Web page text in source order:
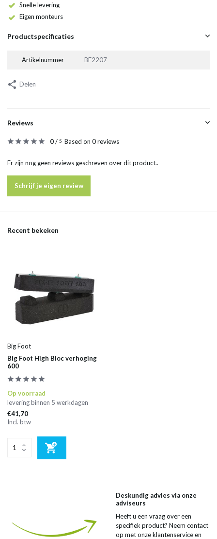
Snelle levering
Eigen monteurs
Productspecificaties
Artikelnummer BF2207
Delen
Reviews
0/ 5 Based on 0 reviews
Er zijn nog geen reviews geschreven over dit product..
Schrijf je eigen review
Recent bekeken
Big Foot
Big Foot High Bloc verhoging
600
Op voorraad
levering binnen 5 werkdagen
€41,70
Incl. btw
Deskundig advies via onze
adviseurs
Heeft u een vraag over een
specifiek product? Neem contact
op met onze klantenservice en